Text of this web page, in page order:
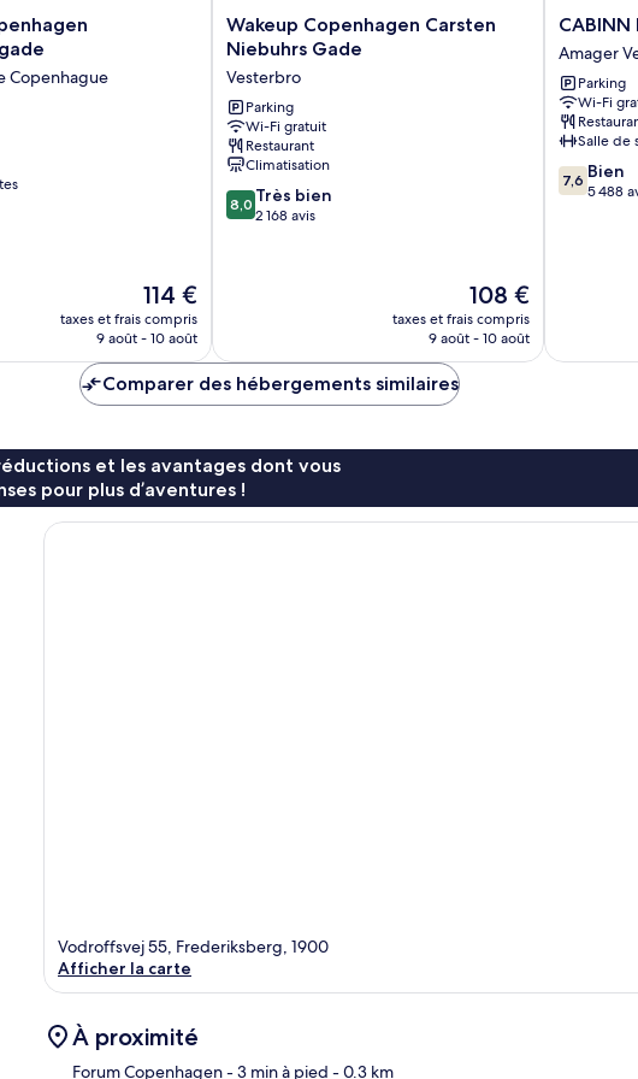
Copenhague
Le
nouveau
prix
de
114 €
114 €
taxes et frais compris
9 août - 10 août
Wakeup
Copenhagen
Niebuhrs
Gade
Vesterbro
Wakeup Copenhagen Carsten
Niebuhrs Gade
Vesterbro
Parking
Wi-Fi gratuit
Restaurant
Climatisation
8.0
sur
8,0 Très bien
2 168 avis
Le
nouveau
prix
108 €
taxes et frais compris
9 août - 10 août
CABINN
Metro
Hotel
Amager
Vest
Amager
Parking
Wi-Fi
Salle de
7.6
sur
7,6 Bien
5 488
Comparer des hébergements similaires
et les avantages dont vous
pour plus d’aventures !
Vodroffsvej 55, Frederiksberg, 1900
Afficher la carte
À proximité
Forum Copenhagen- 3 min à pied - 0.3 km